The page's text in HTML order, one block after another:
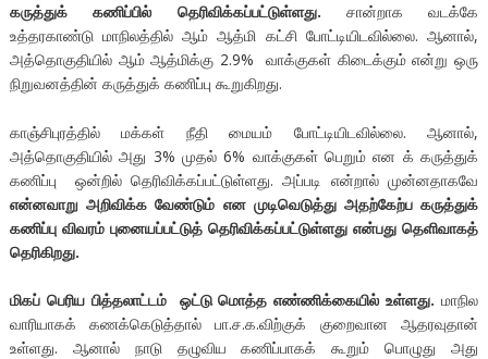
கருத்துக்
கணிப்பில் தெரிவிக்கப்பட்டுள்ளது. சான்றாக வடக்கே
உத்தரகாண்டு மாநிலத்தில் ஆம் ஆத்மி கட்சி போட்டியிடவில்லை. ஆனால்,
அத்தொகுதியில் ஆம் ஆத்மிக்கு 2.9% வாக்குகள் கிடைக்கும் என்று ஒரு
நிறுவனத்தின் கருத்துக் கணிப்பு கூறுகிறது.
காஞ்சிபுரத்தில் மக்கள் நீதி மையம் போட்டியிடவில்லை. ஆனால்,
அத்தொகுதியில் அது 3% முதல் 6% வாக்குகள் பெறும் என க் கருத்துக்
கணிப்பு ஒன்றில் தெரிவிக்கப்பட்டுள்ளது. அப்படி என்றால் முன்னதாகவே
என்னவாறு அறிவிக்க வேண்டும் என முடிவெடுத்து அதற்கேற்ப கருத்துக்
கணிப்பு விவரம் புனையப்பட்டுத் தெரிவிக்கப்பட்டுள்ளது என்பது தெளிவாகத்
தெரிகிறது.
மிகப் பெரிய பித்தலாட்டம் ஒட்டு மொத்த எண்ணிக்கையில் உள்ளது.மாநில
வாரியாகக் கணக்கெடுத்தால் பா.ச.க.விற்குக் குறைவான ஆதரவுதான்
உள்ளது. ஆனால் நாடு தழுவிய கணிப்பாகக் கூறும் பொழுது அது